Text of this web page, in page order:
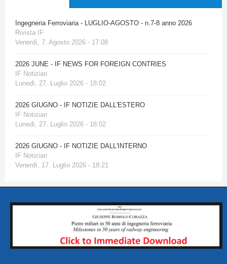
Ingegneria Ferroviaria - LUGLIO-AGOSTO - n.7-8 anno 2026
Rivista IF
Venerdì, 7. Agosto 2026 - 17:08
2026 JUNE - IF NEWS FOR FOREIGN CONTRIES
IF Notiziari
Lunedì, 27. Luglio 2026 - 18:02
2026 GIUGNO - IF NOTIZIE DALL'ESTERO
IF Notiziari
Lunedì, 27. Luglio 2026 - 18:02
2026 GIUGNO - IF NOTIZIE DALL'INTERNO
IF Notiziari
Venerdì, 17. Luglio 2026 - 18:21